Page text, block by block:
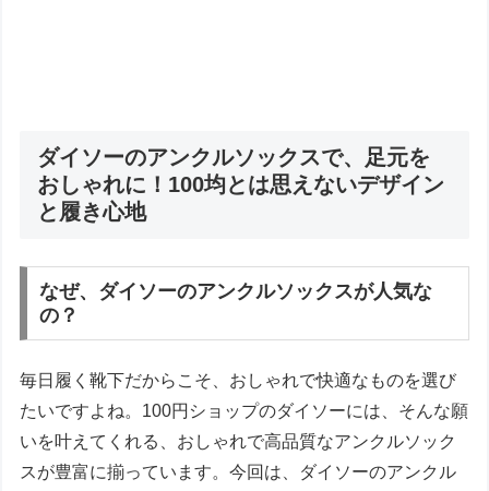
ダイソーのアンクルソックスで、足元を
おしゃれに！100均とは思えないデザイン
と履き心地
なぜ、ダイソーのアンクルソックスが人気な
の？
毎日履く靴下だからこそ、おしゃれで快適なものを選び
たいですよね。100円ショップのダイソーには、そんな願
いを叶えてくれる、おしゃれで高品質なアンクルソック
スが豊富に揃っています。今回は、ダイソーのアンクル